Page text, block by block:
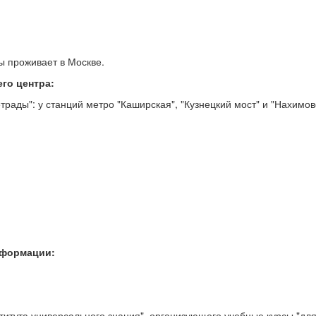
проживает в Москве.
центра:
у станций метро "Каширская", "Кузнецкий мост" и